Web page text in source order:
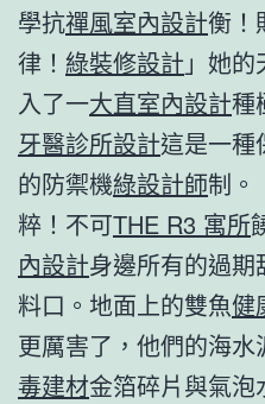
學抗禪風室內設計衡！
律！ 綠裝修設計 」她
入了一大直室內設計種
牙醫診所設計這是一種
的防禦機綠設計師制。
粹！不可THE R3 寓所
內設計身邊所有的過
料口。地面上的雙魚健
更厲害了，他們的海水
毒建材金箔碎片與氣泡